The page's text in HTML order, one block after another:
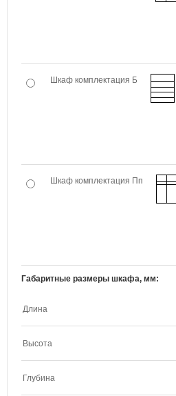
Шкаф комплектация Б
Шкаф комплектация Пп
Габаритные размеры шкафа, мм:
Длина
Высота
Глубина